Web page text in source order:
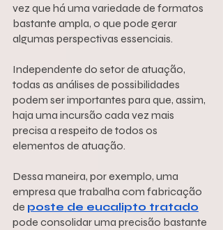
vez que há uma variedade de formatos
bastante ampla, o que pode gerar
algumas perspectivas essenciais.
Independente do setor de atuação,
todas as análises de possibilidades
podem ser importantes para que, assim,
haja uma incursão cada vez mais
precisa a respeito de todos os
elementos de atuação.
Dessa maneira, por exemplo, uma
empresa que trabalha com fabricação
de poste de eucalipto tratado
pode consolidar uma precisão bastante